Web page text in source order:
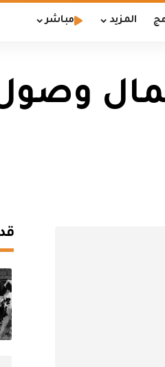
المزيد مباشر